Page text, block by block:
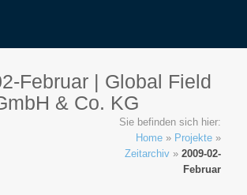
Februar | Global Field
& Co. KG
Sie befinden sich hier:
Home» Projekte»
Zeitarchiv» 2009-02-
Februar